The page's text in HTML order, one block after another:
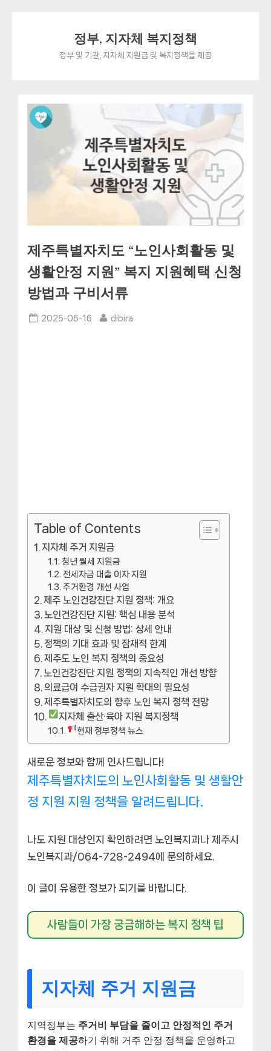
정부, 지자체 복지정책
정부 및 기관, 지자체 지원금 및 복지정책을 제공
제주특별자치도 “노인사회활동 및
생활안정 지원” 복지 지원혜택 신청
방법과 구비서류
Posted
2025-06-16 By
dibira
Table of Contents
지자체 주거 지원금
청년 월세 지원금
전세자금 대출 이자 지원
주거환경 개선 사업
제주 노인건강진단 지원 정책: 개요
노인건강진단 지원: 핵심 내용 분석
지원 대상 및 신청 방법: 상세 안내
정책의 기대 효과 및 잠재적 한계
제주도 노인 복지 정책의 중요성
노인건강진단 지원 정책의 지속적인 개선 방향
의료급여 수급권자 지원 확대의 필요성
제주특별자치도의 향후 노인 복지 정책 전망
지자체 출산·육아 지원 복지정책
현재 정부정책 뉴스
새로운 정보와 함께 인사드립니다!
제주특별자치도의 노인사회활동 및 생활안
정 지원 지원 정책을 알려드립니다.
나도 지원 대상인지 확인하려면 노인복지과나 제주시
노인복지과/064-728-2494에 문의하세요.
이 글이 유용한 정보가 되기를 바랍니다.
사람들이 가장 궁금해하는 복지 정책 팁
지자체 주거 지원금
지역정부는 주거비 부담을 줄이고 안정적인 주거
환경을 제공하기 위해 거주 안정 정책을 운영하고